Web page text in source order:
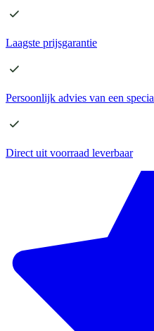
Laagste prijsgarantie
Persoonlijk advies van een
Direct uit voorraad leverbaar